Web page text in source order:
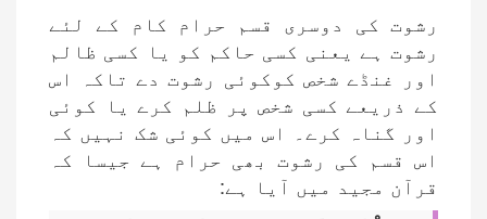
رشوت کی دوسری قسم حرام کام کے لئے
رشوت ہے یعنی کسی حاکم کو یا کسی ظالم
اور غنڈے شخص کوکوئی رشوت دے تاکہ اس
کے ذریعے کسی شخص پر ظلم کرے یا کوئی
اور گناہ کرے۔ اس میں کوئی شک نہیں کہ
اس قسم کی رشوت بھی حرام ہے جیسا کہ
قرآن مجید میں آیا ہے: